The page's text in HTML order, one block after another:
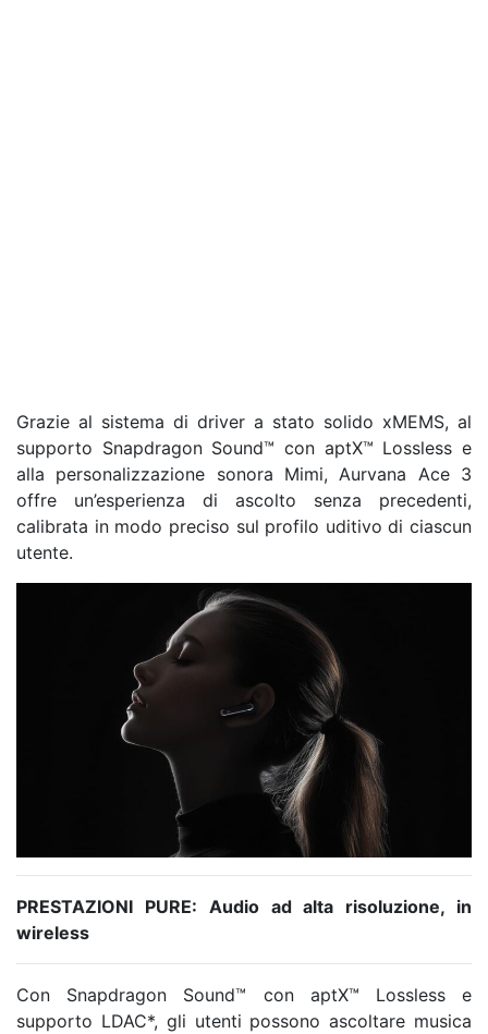
Grazie al sistema di driver a stato solido xMEMS, al
supporto Snapdragon Sound™ con aptX™ Lossless e
alla personalizzazione sonora Mimi, Aurvana Ace 3
offre un’esperienza di ascolto senza precedenti,
calibrata in modo preciso sul profilo uditivo di ciascun
utente.
PRESTAZIONI PURE: Audio ad alta risoluzione, in
wireless
Con Snapdragon Sound™ con aptX™ Lossless e
supporto LDAC*, gli utenti possono ascoltare musica